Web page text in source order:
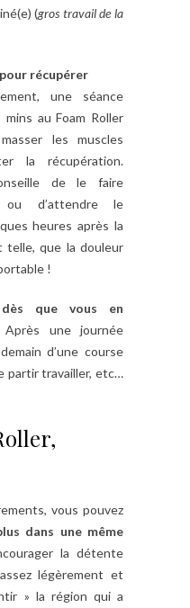
(gros travail de la
récupérer
une séance
mins au Foam Roller
les muscles
la récupération.
de le faire
ou d’attendre le
heures après la
telle, que la douleur
!
dès que vous en
Après une journée
d’une course
partir travailler, etc…
vous pouvez
dans une même
la détente
légèrement et
» la région qui a